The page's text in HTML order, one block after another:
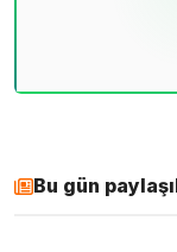
Bu gün